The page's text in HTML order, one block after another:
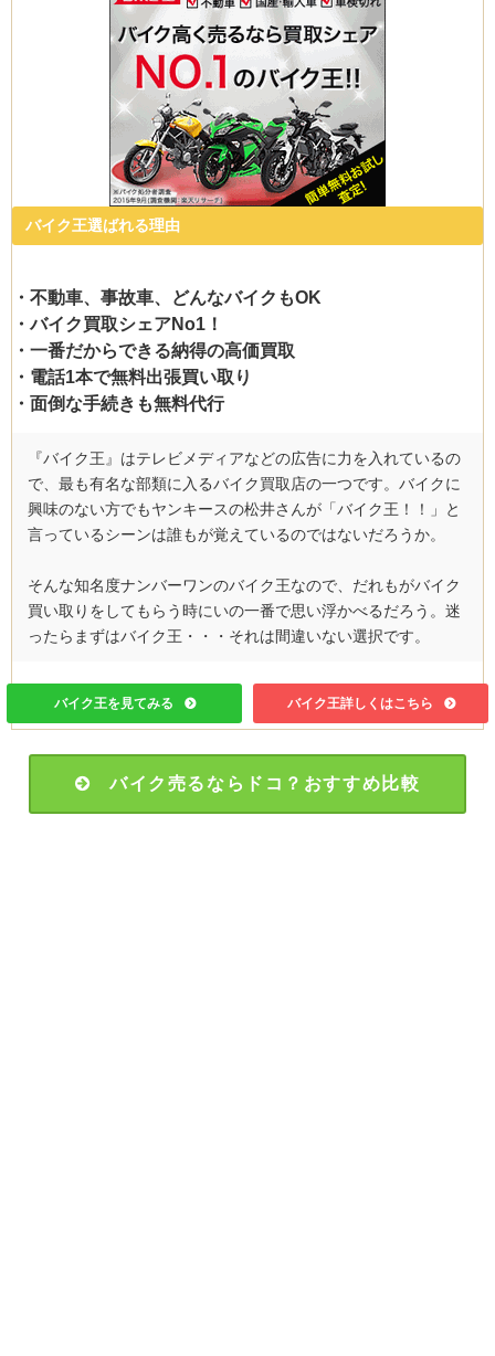
バイク王選ばれる理由
・不動車、事故車、どんなバイクもOK
・バイク買取シェアNo1！
・一番だからできる納得の高価買取
・電話1本で無料出張買い取り
・面倒な手続きも無料代行
『バイク王』はテレビメディアなどの広告に力を入れているの
で、最も有名な部類に入るバイク買取店の一つです。バイクに
興味のない方でもヤンキースの松井さんが「バイク王！！」と
言っているシーンは誰もが覚えているのではないだろうか。
そんな知名度ナンバーワンのバイク王なので、だれもがバイク
買い取りをしてもらう時にいの一番で思い浮かべるだろう。迷
ったらまずはバイク王・・・それは間違いない選択です。
バイク王を見てみる バイク王詳しくはこちら
バイク売るならドコ？おすすめ比較